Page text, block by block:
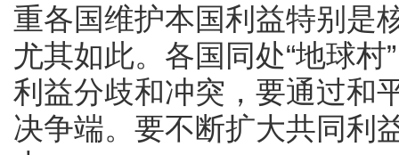
重各国维护本国利益特别是
尤其如此。各国同处“地球
利益分歧和冲突，要通过和
决争端。要不断扩大共同利